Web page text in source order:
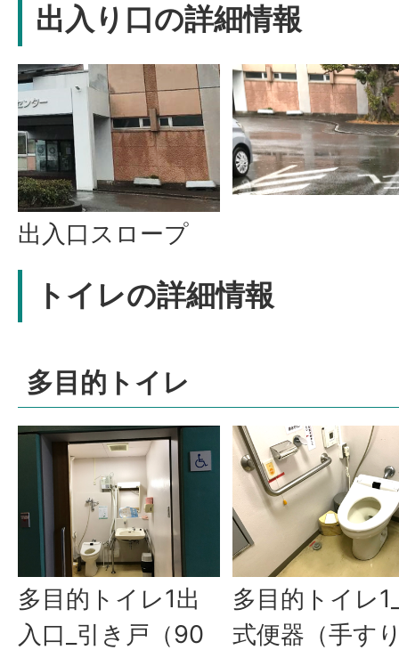
出入り口の詳細情報
出入口スロープ
トイレの詳細情報
多目的トイレ
多目的トイレ1出
入口_引き戸（90
多目的トイレ
式便器（手す